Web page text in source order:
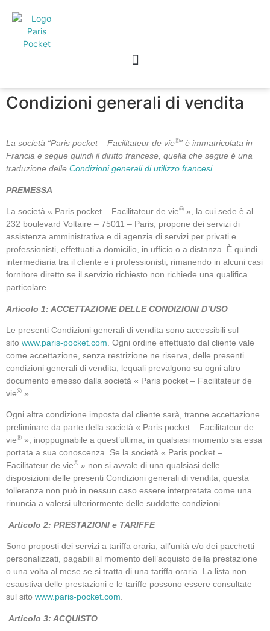
Condizioni generali di vendita
La società “Paris pocket – Facilitateur de vie®” è immatricolata in
Francia e segue quindi il diritto francese, quella che segue è una
traduzione delle Condizioni generali di utilizzo francesi.
PREMESSA
La società « Paris pocket – Facilitateur de vie® », la cui sede è al
232 boulevard Voltaire – 75011 – Paris, propone dei servizi di
assistenza amministrativa e di agenzia di servizi per privati e
professionisti, effettuati a domicilio, in ufficio o a distanza. È quindi
intermediaria tra il cliente e i professionisti, rimanendo in alcuni casi
fornitore diretto se il servizio richiesto non richiede una qualifica
particolare.
Articolo 1: ACCETTAZIONE DELLE CONDIZIONI D’USO
Le presenti Condizioni generali di vendita sono accessibili sul
sito www.paris-pocket.com . Ogni ordine effettuato dal cliente vale
come accettazione, senza restrizione ne riserva, delle presenti
condizioni generali di vendita, lequali prevalgono su ogni altro
documento emesso dalla società « Paris pocket – Facilitateur de
vie® ».
Ogni altra condizione imposta dal cliente sarà, tranne accettazione
preliminare da parte della società « Paris pocket – Facilitateur de
vie® », inoppugnabile a quest’ultima, in qualsiasi momento sia essa
portata a sua conoscenza. Se la società « Paris pocket –
Facilitateur de vie® » non si avvale di una qualsiasi delle
disposizioni delle presenti Condizioni generali di vendita, questa
tolleranza non può in nessun caso essere interpretata come una
rinuncia a valersi ulteriormente delle suddette condizioni.
Articolo 2: PRESTAZIONI e TARIFFE
Sono proposti dei servizi a tariffa oraria, all’unità e/o dei pacchetti
personalizzati, pagabili al momento dell’acquisto della prestazione
o una volta al mese se si tratta di una tariffa oraria. La lista non
esaustiva delle prestazioni e le tariffe possono essere consultate
sul sito www.paris-pocket.com
Articolo 3: ACQUISTO